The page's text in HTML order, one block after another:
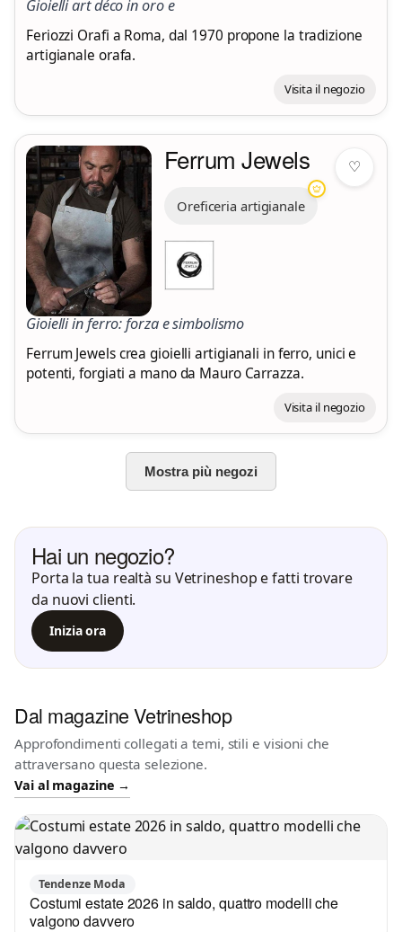
Gioielli art déco in oro e
Feriozzi Orafi a Roma, dal 1970 propone la tradizione
artigianale orafa.
Visita il negozio
♡
Ferrum Jewels
Oreficeria artigianale
Gioielli in ferro: forza e simbolismo
Ferrum Jewels crea gioielli artigianali in ferro, unici e
potenti, forgiati a mano da Mauro Carrazza.
Visita il negozio
Mostra più negozi
Hai un negozio?
Porta la tua realtà su Vetrineshop e fatti trovare
da nuovi clienti.
Inizia ora
Dal magazine Vetrineshop
Approfondimenti collegati a temi, stili e visioni che
attraversano questa selezione.
Vai al magazine →
Tendenze Moda
Costumi estate 2026 in saldo, quattro modelli che
valgono davvero